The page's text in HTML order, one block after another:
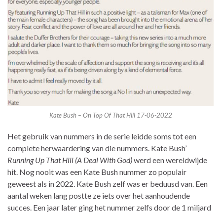
Kate Bush – On Top Of That Hill 17-06-2022
Het gebruik van nummers in de serie leidde soms tot een
complete herwaardering van die nummers. Kate Bush’
Running Up That Hill (A Deal With God)werd een wereldwijde
hit. Nog nooit was een Kate Bush nummer zo populair
geweest als in 2022. Kate Bush zelf was er beduusd van. Een
aantal weken lang postte ze iets over het aanhoudende
succes. Een jaar later ging het nummer zelfs door de 1 miljard